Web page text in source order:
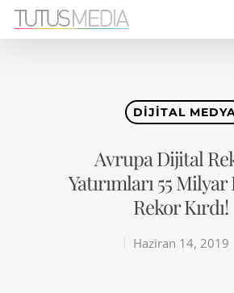
DIJITAL
Avrupa Dijital
Yatırımları 55
Rekor Kırdı!
Haziran 14, 2019